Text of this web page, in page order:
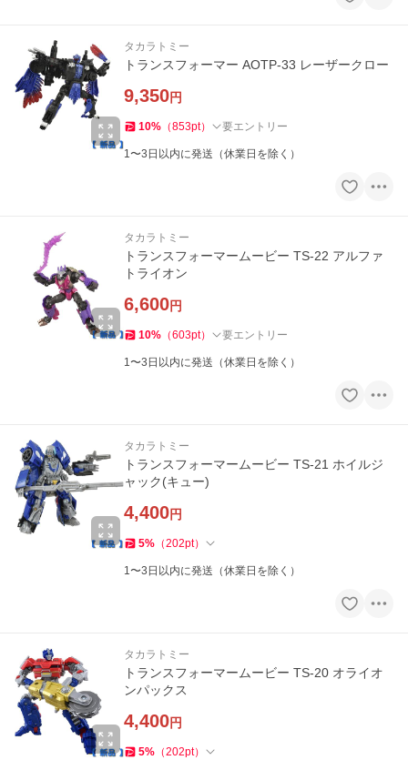
タカラトミー
トランスフォーマー AOTP-33 レーザークロー
9,350円
10% （853pt） 要エントリー
1〜3日以内に発送（休業日を除く）
タカラトミー
トランスフォーマームービー TS-22 アルファ
トライオン
6,600円
10% （603pt） 要エントリー
1〜3日以内に発送（休業日を除く）
タカラトミー
トランスフォーマームービー TS-21 ホイルジ
ャック(キュー)
4,400円
5% （202pt）
1〜3日以内に発送（休業日を除く）
タカラトミー
トランスフォーマームービー TS-20 オライオ
ンパックス
4,400円
5% （202pt）